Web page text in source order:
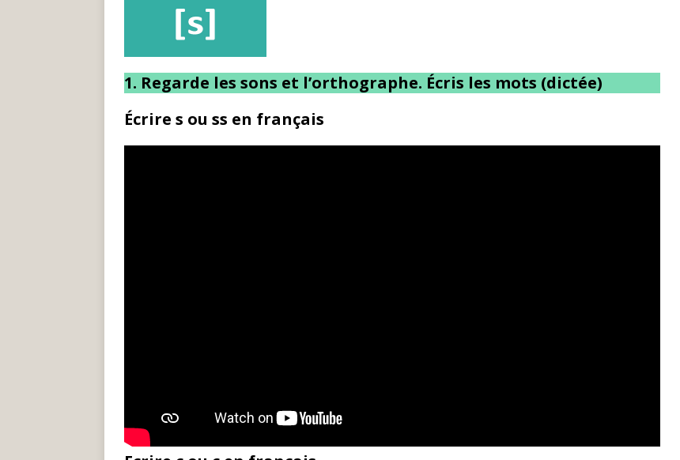
1. Regarde les sons et l’orthographe. Écris les mots (dictée)
Écrire s ou ss en français